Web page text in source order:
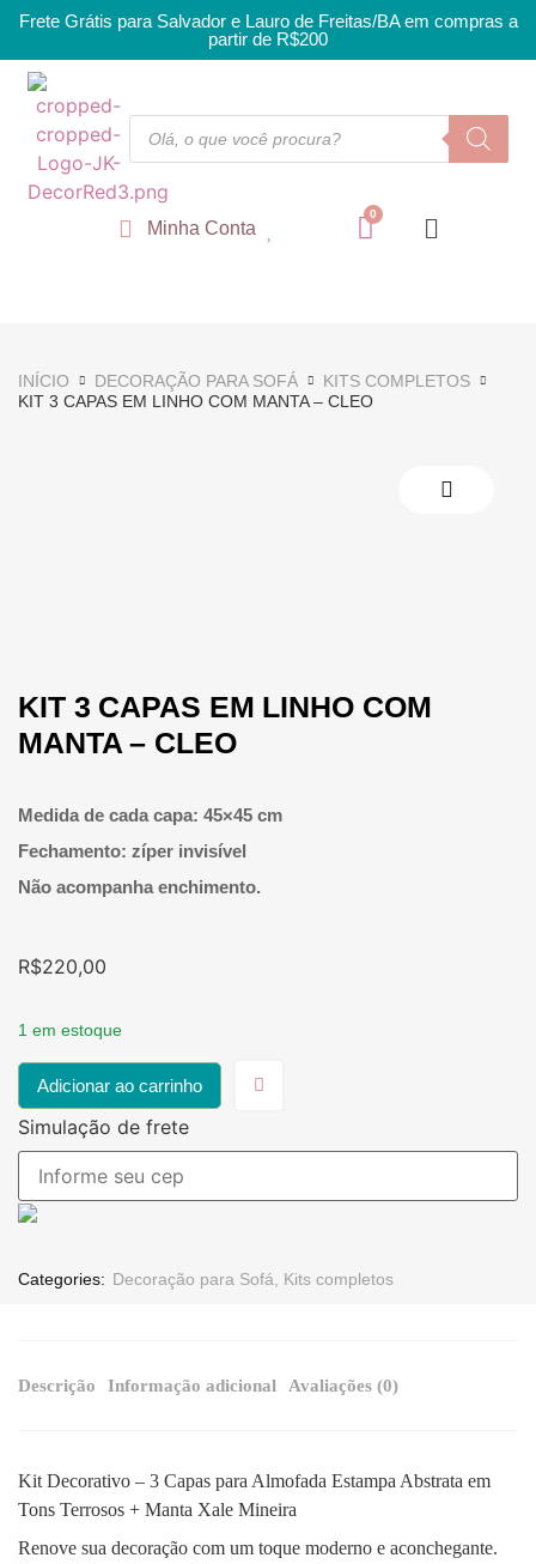
Frete Grátis para Salvador e Lauro de Freitas/BA em compras a
partir de R$200
Minha Conta
INÍCIO DECORAÇÃO PARA SOFÁ
KITS COMPLETOS
KIT 3 CAPAS EM LINHO COM MANTA – CLEO
KIT 3 CAPAS EM LINHO COM
MANTA – CLEO
Medida de cada capa: 45×45 cm
Fechamento: zíper invisível
Não acompanha enchimento.
R$220,00
1 em estoque
Adicionar ao carrinho
Simulação de frete
Categories: Decoração para Sofá, Kits completos
Descrição Informação adicional Avaliações (0)
Kit Decorativo – 3 Capas para Almofada Estampa Abstrata em
Tons Terrosos + Manta Xale Mineira
Renove sua decoração com um toque moderno e aconchegante.